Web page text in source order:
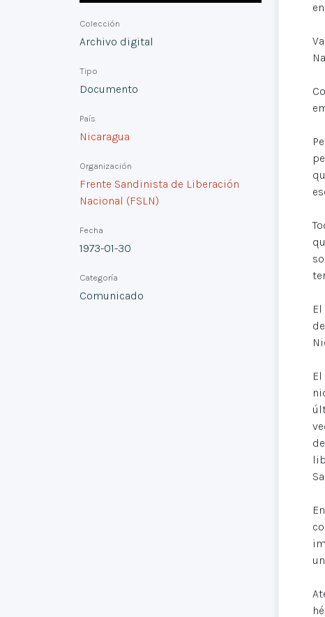
Colección
Archivo digital
Tipo
Documento
País
Nicaragua
Organización
Frente Sandinista de Liberación
Nacional (FSLN)
Fecha
1973-01-30
Categoría
Comunicado